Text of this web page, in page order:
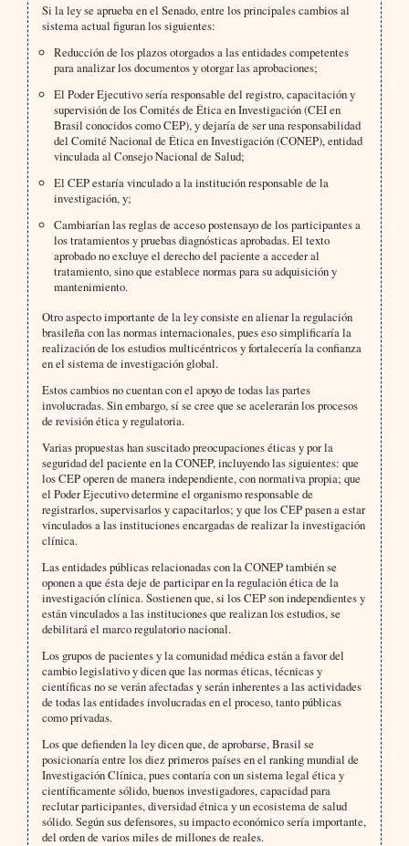
Si la ley se aprueba en el Senado, entre los principales cambios al
sistema actual figuran los siguientes:
Reducción de los plazos otorgados a las entidades competentes
para analizar los documentos y otorgar las aprobaciones;
El Poder Ejecutivo sería responsable del registro, capacitación y
supervisión de los Comités de Ética en Investigación (CEI en
Brasil conocidos como CEP), y dejaría de ser una responsabilidad
del Comité Nacional de Ética en Investigación (CONEP), entidad
vinculada al Consejo Nacional de Salud;
El CEP estaría vinculado a la institución responsable de la
investigación, y;
Cambiarían las reglas de acceso postensayo de los participantes a
los tratamientos y pruebas diagnósticas aprobadas. El texto
aprobado no excluye el derecho del paciente a acceder al
tratamiento, sino que establece normas para su adquisición y
mantenimiento.
Otro aspecto importante de la ley consiste en alienar la regulación
brasileña con las normas internacionales, pues eso simplificaría la
realización de los estudios multicéntricos y fortalecería la confianza
en el sistema de investigación global.
Estos cambios no cuentan con el apoyo de todas las partes
involucradas. Sin embargo, sí se cree que se acelerarán los procesos
de revisión ética y regulatoria.
Varias propuestas han suscitado preocupaciones éticas y por la
seguridad del paciente en la CONEP, incluyendo las siguientes: que
los CEP operen de manera independiente, con normativa propia; que
el Poder Ejecutivo determine el organismo responsable de
registrarlos, supervisarlos y capacitarlos; y que los CEP pasen a estar
vinculados a las instituciones encargadas de realizar la investigación
clínica.
Las entidades públicas relacionadas con la CONEP también se
oponen a que ésta deje de participar en la regulación ética de la
investigación clínica. Sostienen que, si los CEP son independientes y
están vinculados a las instituciones que realizan los estudios, se
debilitará el marco regulatorio nacional.
Los grupos de pacientes y la comunidad médica están a favor del
cambio legislativo y dicen que las normas éticas, técnicas y
científicas no se verán afectadas y serán inherentes a las actividades
de todas las entidades involucradas en el proceso, tanto públicas
como privadas.
Los que defienden la ley dicen que, de aprobarse, Brasil se
posicionaría entre los diez primeros países en el ranking mundial de
Investigación Clínica, pues contaría con un sistema legal ética y
científicamente sólido, buenos investigadores, capacidad para
reclutar participantes, diversidad étnica y un ecosistema de salud
sólido. Según sus defensores, su impacto económico sería importante,
del orden de varios miles de millones de reales.